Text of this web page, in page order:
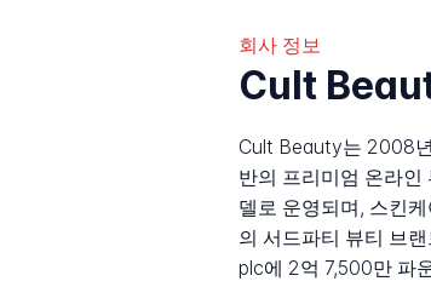
회사 정보
Cult
Cult Beauty는 2008
반의 프리미엄 온라인
델로 운영되며, 스킨
의 서드파티 뷰티 브
plc에 2억 7,500만 파